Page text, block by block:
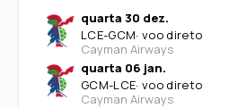
quarta 30 dez.
LCE-GCM· voo direto
Cayman Airways
quarta 06 jan.
GCM-LCE· voo direto
Cayman Airways